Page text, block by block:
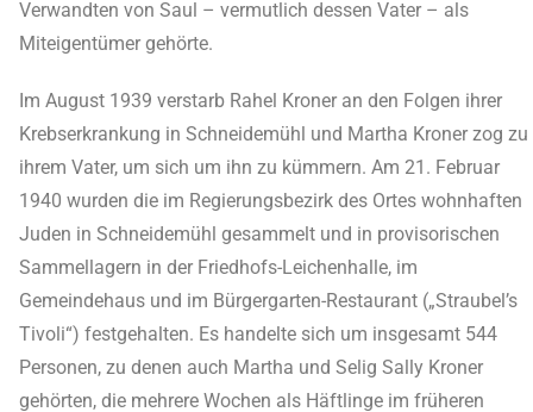
Verwandten von Saul – vermutlich dessen Vater – als
Miteigentümer gehörte.
Im August 1939 verstarb Rahel Kroner an den Folgen ihrer
Krebserkrankung in Schneidemühl und Martha Kroner zog zu
ihrem Vater, um sich um ihn zu kümmern. Am 21. Februar
1940 wurden die im Regierungsbezirk des Ortes wohnhaften
Juden in Schneidemühl gesammelt und in provisorischen
Sammellagern in der Friedhofs-Leichenhalle, im
Gemeindehaus und im Bürgergarten-Restaurant („Straubel’s
Tivoli“) festgehalten. Es handelte sich um insgesamt 544
Personen, zu denen auch Martha und Selig Sally Kroner
gehörten, die mehrere Wochen als Häftlinge im früheren